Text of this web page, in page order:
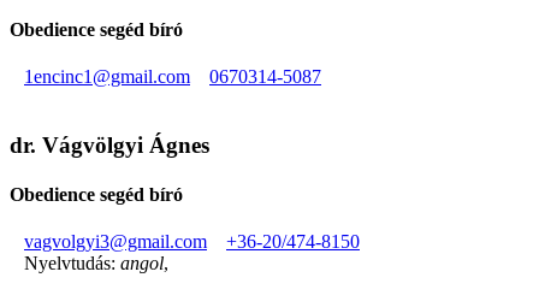
Obedience segéd bíró
1encinc1@gmail.com 0670314-5087
dr. Vágvölgyi Ágnes
Obedience segéd bíró
vagvolgyi3@gmail.com
+36-20/474-8150
Nyelvtudás: angol,